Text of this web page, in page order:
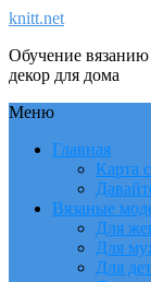
knitt.net
Обучение
декор для дома
Меню
Главная
Карта
Вязаные
Для
Для
Для